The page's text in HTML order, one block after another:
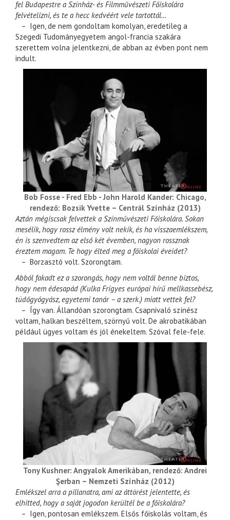
fel Budapestre a Színház- és Filmművészeti Főiskolára
felvételizni, és te a hecc kedvéért vele tartottál…
– Igen, de nem gondoltam komolyan, eredetileg a
Szegedi Tudományegyetem angol-francia szakára
szerettem volna jelentkezni, de abban az évben pont nem
indult.
Bob Fosse - Fred Ebb - John Harold Kander: Chicago,
rendező: Bozsik Yvette – Centrál Színház (2013)
Aztán mégiscsak felvettek a Színművészeti Főiskolára. Sokan
mesélik, hogy rossz élmény volt nekik, és ha visszaemlékszem,
én is szenvedtem az első két évemben, nagyon rossznak
éreztem magam. Te hogy élted meg a főiskolai éveidet?
– Borzasztó volt. Szorongtam.
Abból fakadt ez a szorongás, hogy nem voltál benne biztos,
hogy nem édesapád (Kulka Frigyes európai hírű mellkassebész,
tüdőgyógyász, egyetemi tanár – a szerk.) miatt vettek fel?
– Így van. Állandóan szorongtam. Csapnivaló színész
voltam, halkan beszéltem, szörnyű volt. De akrobatikában
például ügyes voltam és jól énekeltem. Szóval fele-fele.
Tony Kushner: Angyalok Amerikában, rendező: Andrei
Şerban – Nemzeti Színház (2012)
Emlékszel arra a pillanatra, ami az áttörést jelentette, és
elhitted, hogy a saját jogodon kerültél be a főiskolára?
– Igen, pontosan emlékszem. Elsős főiskolás voltam, és